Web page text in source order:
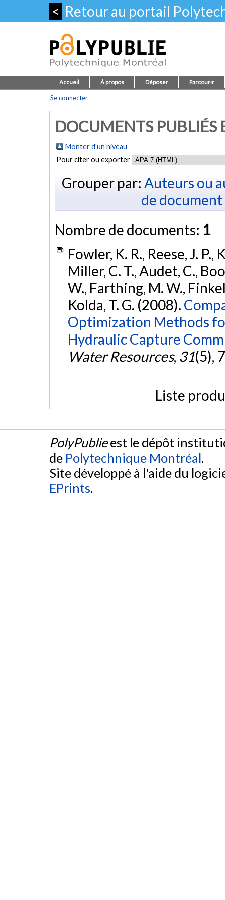
< Retour au portail
Accueil À propos Déposer Parcourir
Se connecter
DOCUMENTS PUBLIÉS
Monter d'un niveau
Pour citer ou exporter
Grouper par: Auteurs ou
de document
Nombre de documents: 1
Fowler, K. R., Reese, J. P.,
Miller, C. T., Audet, C.,
W., Farthing, M. W.,
Kolda, T. G. (2008).
Optimization Methods
Hydraulic Capture
Water Resources, 31(5),
Liste
PolyPublieest le dépôt
de Polytechnique Montréal.
Site développé à l'aide du
EPrints.